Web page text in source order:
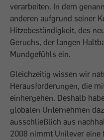
verarbeiten. In dem
anderen aufgrund seiner
Hitzebeständigkeit, des
Geruchs, der langen
Mundgefühls ein.
Gleichzeitig wissen wir
Herausforderungen, die
einhergehen. Deshalb
globalen Unternehmen
ausschließlich aus
2008 nimmt Unilever eine